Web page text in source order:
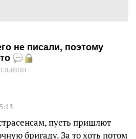
не писали, поэтому
пусть пришлют
бригаду. За то хоть потом